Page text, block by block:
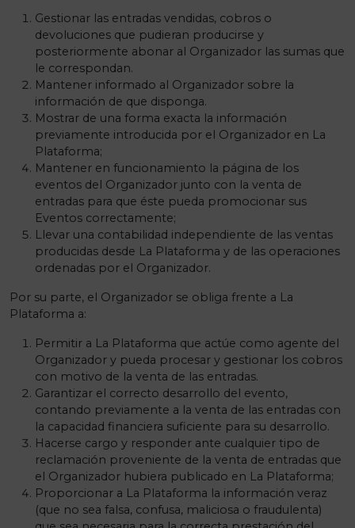
Gestionar las entradas vendidas, cobros o
devoluciones que pudieran producirse y
posteriormente abonar al Organizador las sumas que
le correspondan.
Mantener informado al Organizador sobre la
información de que disponga.
Mostrar de una forma exacta la información
previamente introducida por el Organizador en La
Plataforma;
Mantener en funcionamiento la página de los
eventos del Organizador junto con la venta de
entradas para que éste pueda promocionar sus
Eventos correctamente;
Llevar una contabilidad independiente de las ventas
producidas desde La Plataforma y de las operaciones
ordenadas por el Organizador.
Por su parte, el Organizador se obliga frente a La
Plataforma a:
Permitir a La Plataforma que actúe como agente del
Organizador y pueda procesar y gestionar los cobros
con motivo de la venta de las entradas.
Garantizar el correcto desarrollo del evento,
contando previamente a la venta de las entradas con
la capacidad financiera suficiente para su desarrollo.
Hacerse cargo y responder ante cualquier tipo de
reclamación proveniente de la venta de entradas que
el Organizador hubiera publicado en La Plataforma;
Proporcionar a La Plataforma la información veraz
(que no sea falsa, confusa, maliciosa o fraudulenta)